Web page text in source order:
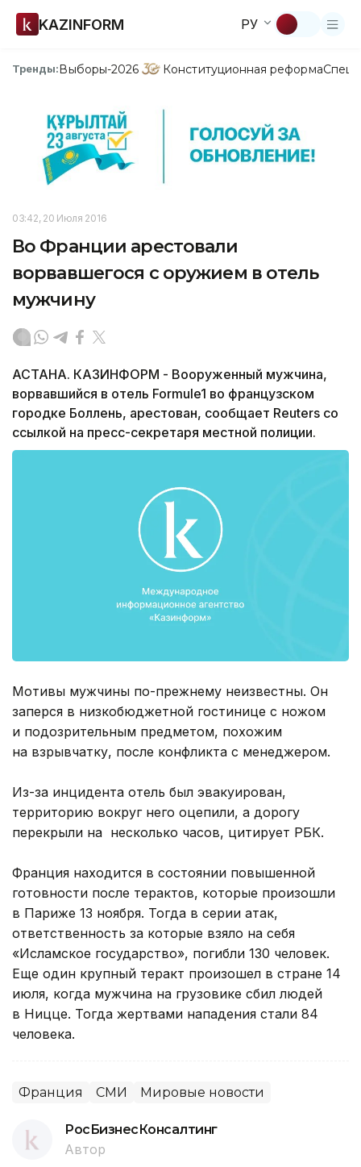
KAZINFORM РУ
Тренды:Выборы-2026 Конституционная реформа
03:42, 20 Июля 2016
Во Франции арестовали
ворвавшегося с оружием в отель
мужчину
АСТАНА. КАЗИНФОРМ - Вооруженный мужчина,
ворвавшийся в отель Formule1 во французском
городке Боллень, арестован, сообщает Reuters со
ссылкой на пресс-секретаря местной полиции.
Мотивы мужчины по-прежнему неизвестны. Он
заперся в низкобюджетной гостинице с ножом
и подозрительным предметом, похожим
на взрывчатку, после конфликта с менеджером.
Из-за инцидента отель был эвакуирован,
территорию вокруг него оцепили, а дорогу
перекрыли на несколько часов, цитирует РБК.
Франция находится в состоянии повышенной
готовности после терактов, которые произошли
в Париже 13 ноября. Тогда в серии атак,
ответственность за которые взяло на себя
«Исламское государство», погибли 130 человек.
Еще один крупный теракт произошел в стране 14
июля, когда мужчина на грузовике сбил людей
в Ницце. Тогда жертвами нападения стали 84
человека.
Франция СМИ Мировые новости
РосБизнесКонсалтинг
Автор